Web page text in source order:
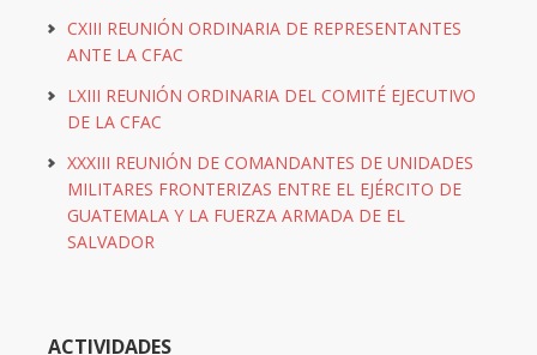
CXIII REUNIÓN ORDINARIA DE REPRESENTANTES
ANTE LA CFAC
LXIII REUNIÓN ORDINARIA DEL COMITÉ EJECUTIVO
DE LA CFAC
XXXIII REUNIÓN DE COMANDANTES DE UNIDADES
MILITARES FRONTERIZAS ENTRE EL EJÉRCITO DE
GUATEMALA Y LA FUERZA ARMADA DE EL
SALVADOR
ACTIVIDADES